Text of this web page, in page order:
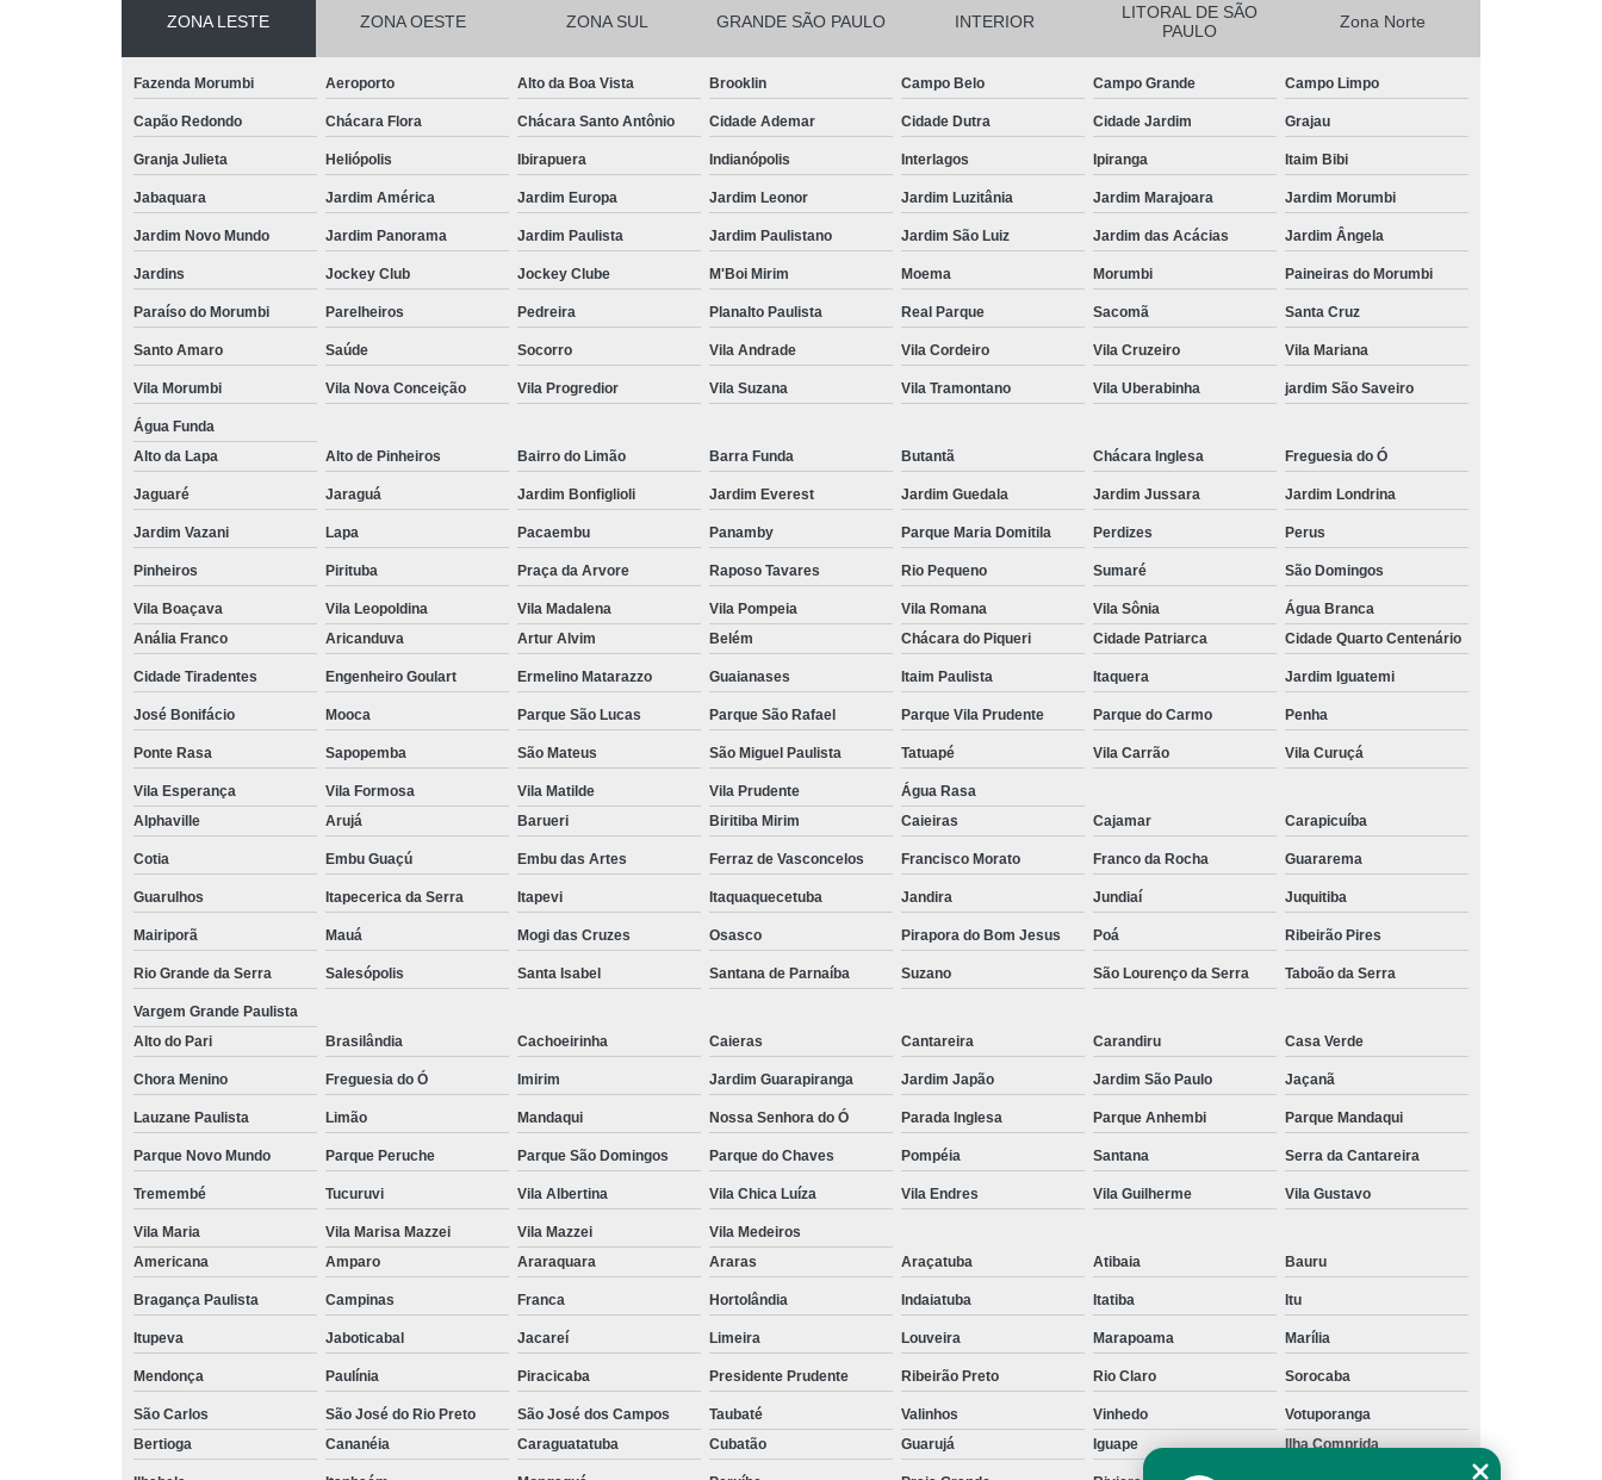
Ribbon para Impressora Zebra Zd220 Pará
ZONA LESTE ZONA OESTE ZONA SUL GRANDE SÃO PAULO INTERIOR
LITORAL DE SÃO
PAULO
Zona Norte
Fazenda Morumbi Aeroporto Alto da Boa Vista Brooklin Campo Belo Campo Grande Campo Limpo
Capão Redondo Chácara Flora Chácara Santo Antônio Cidade Ademar Cidade Dutra Cidade Jardim Grajau
Granja Julieta Heliópolis Ibirapuera Indianópolis Interlagos Ipiranga Itaim Bibi
Jabaquara Jardim América Jardim Europa Jardim Leonor Jardim Luzitânia Jardim Marajoara Jardim Morumbi
Jardim Novo Mundo Jardim Panorama Jardim Paulista Jardim Paulistano Jardim São Luiz Jardim das Acácias Jardim Ângela
Jardins Jockey Club Jockey Clube M'Boi Mirim Moema Morumbi Paineiras do Morumbi
Paraíso do Morumbi Parelheiros Pedreira Planalto Paulista Real Parque Sacomã Santa Cruz
Santo Amaro Saúde Socorro Vila Andrade Vila Cordeiro Vila Cruzeiro Vila Mariana
Vila Morumbi Vila Nova Conceição Vila Progredior Vila Suzana Vila Tramontano Vila Uberabinha jardim São Saveiro
Água Funda
Alto da Lapa
Alto de Pinheiros Bairro do Limão Barra Funda Butantã Chácara Inglesa Freguesia do Ó
Jaguaré Jaraguá Jardim Bonfiglioli Jardim Everest Jardim Guedala Jardim Jussara Jardim Londrina
Jardim Vazani Lapa Pacaembu Panamby Parque Maria Domitila Perdizes Perus
Pinheiros Pirituba Praça da Arvore Raposo Tavares Rio Pequeno Sumaré São Domingos
Vila Boaçava Vila Leopoldina Vila Madalena Vila Pompeia Vila Romana Vila Sônia
Água Branca
Anália Franco
Aricanduva Artur Alvim Belém Chácara do Piqueri Cidade Patriarca Cidade Quarto Centenário
Cidade Tiradentes Engenheiro Goulart Ermelino Matarazzo Guaianases Itaim Paulista Itaquera Jardim Iguatemi
José Bonifácio Mooca Parque São Lucas Parque São Rafael Parque Vila Prudente Parque do Carmo Penha
Ponte Rasa Sapopemba São Mateus São Miguel Paulista Tatuapé Vila Carrão Vila Curuçá
Vila Esperança Vila Formosa Vila Matilde Vila Prudente
Água Rasa
Alphaville
Arujá Barueri Biritiba Mirim Caieiras Cajamar Carapicuíba
Cotia Embu Guaçú Embu das Artes Ferraz de Vasconcelos Francisco Morato Franco da Rocha Guararema
Guarulhos Itapecerica da Serra Itapevi Itaquaquecetuba Jandira Jundiaí Juquitiba
Mairiporã Mauá Mogi das Cruzes Osasco Pirapora do Bom Jesus Poá Ribeirão Pires
Rio Grande da Serra Salesópolis Santa Isabel Santana de Parnaíba Suzano São Lourenço da Serra Taboão da Serra
Vargem Grande Paulista
Alto do Pari
Brasilândia Cachoeirinha Caieras Cantareira Carandiru Casa Verde
Chora Menino Freguesia do Ó Imirim Jardim Guarapiranga Jardim Japão Jardim São Paulo Jaçanã
Lauzane Paulista Limão Mandaqui Nossa Senhora do Ó Parada Inglesa Parque Anhembi Parque Mandaqui
Parque Novo Mundo Parque Peruche Parque São Domingos Parque do Chaves Pompéia Santana Serra da Cantareira
Tremembé Tucuruvi Vila Albertina Vila Chica Luíza Vila Endres Vila Guilherme Vila Gustavo
Vila Maria Vila Marisa Mazzei Vila Mazzei
Vila Medeiros
Americana
Amparo Araraquara Araras Araçatuba Atibaia Bauru
Bragança Paulista Campinas Franca Hortolândia Indaiatuba Itatiba Itu
Itupeva Jaboticabal Jacareí Limeira Louveira Marapoama Marília
Mendonça Paulínia Piracicaba Presidente Prudente Ribeirão Preto Rio Claro Sorocaba
São Carlos São José do Rio Preto São José dos Campos Taubaté Valinhos Vinhedo
Votuporanga
Bertioga
Cananéia Caraguatatuba Cubatão Guarujá Iguape Ilha Comprida